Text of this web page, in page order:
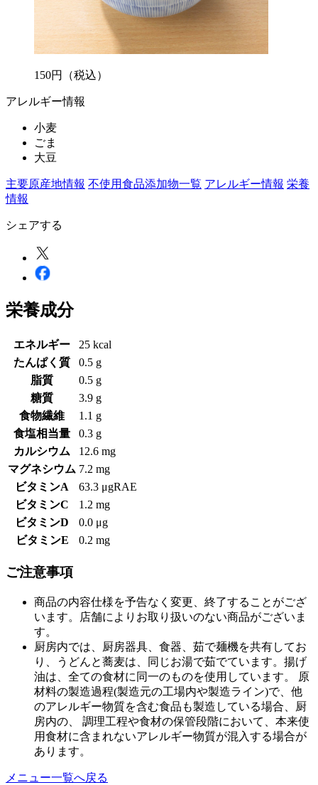
150円 （税込）
アレルギー情報
小麦
ごま
大豆
主要原産地情報 不使用食品添加物一覧 アレルギー情報 栄養
情報
シェアする
栄養成分
エネルギー
25 kcal
たんぱく質
0.5 g
脂質
0.5 g
糖質
3.9 g
食物繊維
1.1 g
食塩相当量
0.3 g
カルシウム
12.6 mg
マグネシウム 7.2 mg
ビタミンA
63.3 μgRAE
ビタミンC
1.2 mg
ビタミンD
0.0 μg
ビタミンE
0.2 mg
ご注意事項
商品の内容仕様を予告なく変更、終了することがござ
います。店舗によりお取り扱いのない商品がございま
す。
厨房内では、厨房器具、食器、茹で麺機を共有してお
り、うどんと蕎麦は、同じお湯で茹でています。揚げ
油は、全ての食材に同一のものを使用しています。 原
材料の製造過程(製造元の工場内や製造ライン)で、他
のアレルギー物質を含む食品も製造している場合、厨
房内の、 調理工程や食材の保管段階において、本来使
用食材に含まれないアレルギー物質が混入する場合が
あります。
メニュー一覧へ戻る